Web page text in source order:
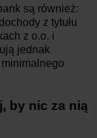
są również:
z tytułu
z o.o. i
jednak
by nic za nią